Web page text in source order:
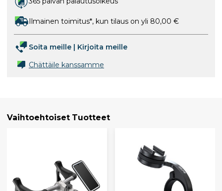
Ilmainen toimitus*, kun tilaus on yli 80,00 €
Soita meille | Kirjoita meille
Chättäile kanssamme
Vaihtoehtoiset Tuotteet